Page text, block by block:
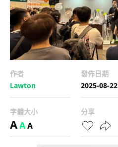
作者
Lawton
發佈日期
2025-08-22
字體大小
AAA
分享